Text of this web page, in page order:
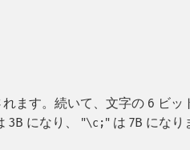
ます。続いて、文字の 6 ビッ
3B になり、 "\c;" は 7B になり